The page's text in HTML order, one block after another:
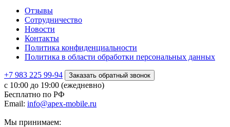
Отзывы
Сотрудничество
Новости
Контакты
Политика конфиденциальности
Политика в области обработки персональных данных
+7 983 225 99-94 Заказать обратный звонок
с 10:00 до 19:00 (ежедневно)
Бесплатно по РФ
Email: info@apex-mobile.ru
Мы принимаем: